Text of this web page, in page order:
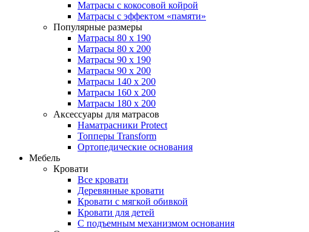
Матрасы с кокосовой койрой
Матрасы с эффектом «памяти»
Популярные размеры
Матрасы 80 x 190
Матрасы 80 x 200
Матрасы 90 x 190
Матрасы 90 x 200
Матрасы 140 x 200
Матрасы 160 x 200
Матрасы 180 x 200
Аксессуары для матрасов
Наматрасники Protect
Топперы Transform
Ортопедические основания
Мебель
Кровати
Все кровати
Деревянные кровати
Кровати с мягкой обивкой
Кровати для детей
С подъемным механизмом основания